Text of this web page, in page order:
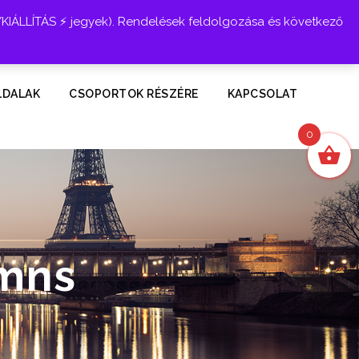
Belépés
CSOPORTOK RÉSZÉRE KAPCSOLAT
⚡ jegyek). Rendelések feldolgozása és következő
0